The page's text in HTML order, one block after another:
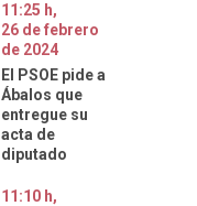
11:25 h,
26 defebrero
de 2024
El PSOE pide a
Ábalos que
entregue su
acta de
diputado
11:10 h,